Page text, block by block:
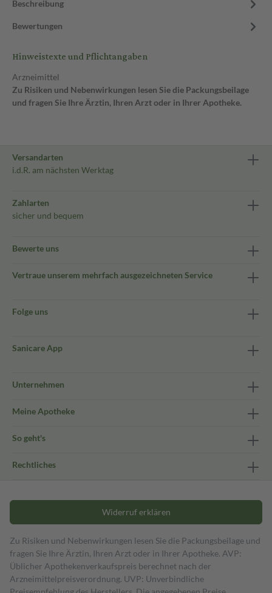
Beschreibung
Bewertungen
Hinweistexte und Pflichtangaben
Arzneimittel
Zu Risiken und Nebenwirkungen lesen Sie die Packungsbeilage
und fragen Sie Ihre Ärztin, Ihren Arzt oder in Ihrer Apotheke.
Versandarten
i.d.R. am nächsten Werktag
Zahlarten
sicher und bequem
Bewerte uns
Vertraue unserem mehrfach ausgezeichneten Service
Folge uns
Sanicare App
Unternehmen
Meine Apotheke
So geht's
Rechtliches
Widerruf erklären
Zu Risiken und Nebenwirkungen lesen Sie die Packungsbeilage und
fragen Sie Ihre Ärztin, Ihren Arzt oder in Ihrer Apotheke. AVP:
Üblicher Apothekenverkaufspreis berechnet nach der
Arzneimittelpreisverordnung. UVP: Unverbindliche